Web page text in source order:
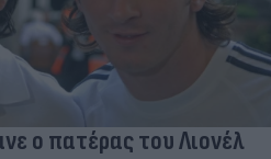
ο πατέρας του Λιονέλ